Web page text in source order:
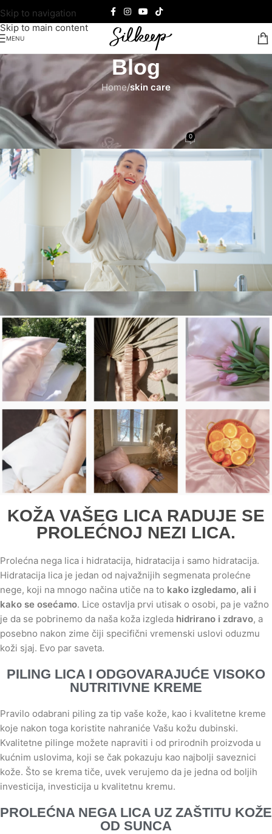
Skip to navigation
Skip to main content
MENU
Blog
Home/skin care
SKIN CARE SILKEEP BLOG
Prolećna nega lica uz Silkeep
Silkeep On 25/03/2021 0
KOŽA VAŠEG LICA RADUJE SE
PROLEĆNOJ NEZI LICA.
Prolećna nega lica i hidratacija, hidratacija i samo hidratacija.
Hidratacija lica je jedan od najvažnijih segmenata prolećne
nege, koji na mnogo načina utiče na to kako izgledamo, ali i
kako se osećamo. Lice ostavlja prvi utisak o osobi, pa je važno
je da se pobrinemo da naša koža izgleda hidrirano i zdravo, a
posebno nakon zime čiji specifični vremenski uslovi oduzmu
koži sjaj. Evo par saveta.
PILING LICA I ODGOVARAJUĆE VISOKO
NUTRITIVNE KREME
Pravilo odabrani piling za tip vaše kože, kao i kvalitetne kreme
koje nakon toga koristite nahraniće Vašu kožu dubinski.
Kvalitetne pilinge možete napraviti i od prirodnih proizvoda u
kućnim uslovima, koji se čak pokazuju kao najbolji saveznici
kože. Što se krema tiče, uvek verujemo da je jedna od boljih
investicija, investicija u kvalitetnu kremu.
PROLEĆNA NEGA LICA UZ ZAŠTITU KOŽE
OD SUNCA